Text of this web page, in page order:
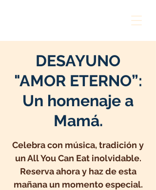
DESAYUNO
"AMOR ETERNO”:
Un homenaje a
Mamá.
Celebra con música, tradición y
un All You Can Eat inolvidable.
Reserva ahora y haz de esta
mañana un momento especial.